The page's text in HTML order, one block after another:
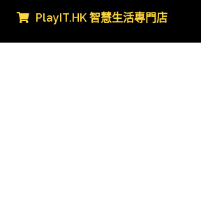
PlayIT.HK 智慧生活專門店